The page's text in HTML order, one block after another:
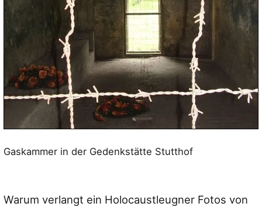
Gaskammer in der Gedenkstätte Stutthof
Warum verlangt ein Holocaustleugner Fotos von